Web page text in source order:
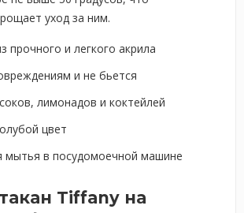
уход за ним.
прочного и легкого акрила
и не бьется
лимонадов и коктейлей
цвет
мытья в посудомоечной машине
Tiffany на